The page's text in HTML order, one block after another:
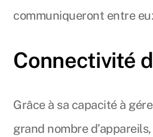
communiqueront entre
Connectivité
Grâce à sa capacité à
grand nombre